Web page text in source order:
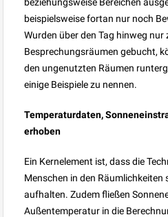
beispielsweise fortan nur noch
Wurden über den Tag hinweg
Besprechungsräumen gebucht,
den ungenutzten Räumen
einige Beispiele zu nennen.
Temperaturdaten,
erhoben
Ein Kernelement ist, dass die
Menschen in den Räumlichkeiten
aufhalten. Zudem fließen
Außentemperatur in die